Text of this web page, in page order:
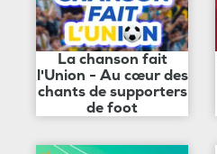
La chanson fait
l'Union - Au cœur des
chants de supporters
de foot